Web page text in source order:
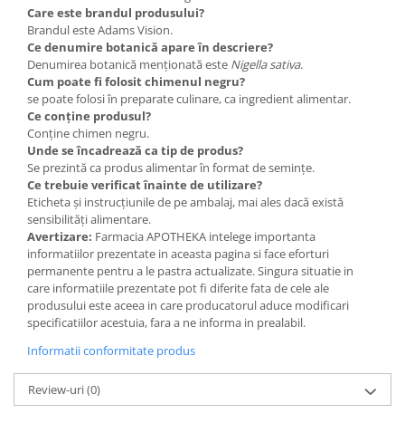
Care este brandul produsului?
Brandul este Adams Vision.
Ce denumire botanică apare în descriere?
Denumirea botanică menționată este Nigella sativa.
Cum poate fi folosit chimenul negru?
se poate folosi în preparate culinare, ca ingredient alimentar.
Ce conține produsul?
Conține chimen negru.
Unde se încadrează ca tip de produs?
Se prezintă ca produs alimentar în format de semințe.
Ce trebuie verificat înainte de utilizare?
Eticheta și instrucțiunile de pe ambalaj, mai ales dacă există
sensibilități alimentare.
Avertizare: Farmacia APOTHEKA intelege importanta
informatiilor prezentate in aceasta pagina si face eforturi
permanente pentru a le pastra actualizate. Singura situatie in
care informatiile prezentate pot fi diferite fata de cele ale
produsului este aceea in care producatorul aduce modificari
specificatiilor acestuia, fara a ne informa in prealabil.
Informatii conformitate produs
Review-uri(0)